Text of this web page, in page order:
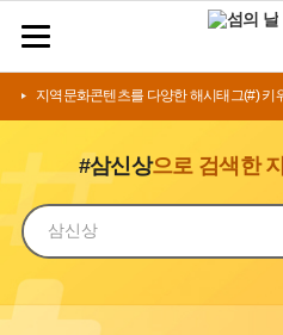
지역문화콘텐츠를 다양한 해시태그(#) 키
#삼신상으로 검색한